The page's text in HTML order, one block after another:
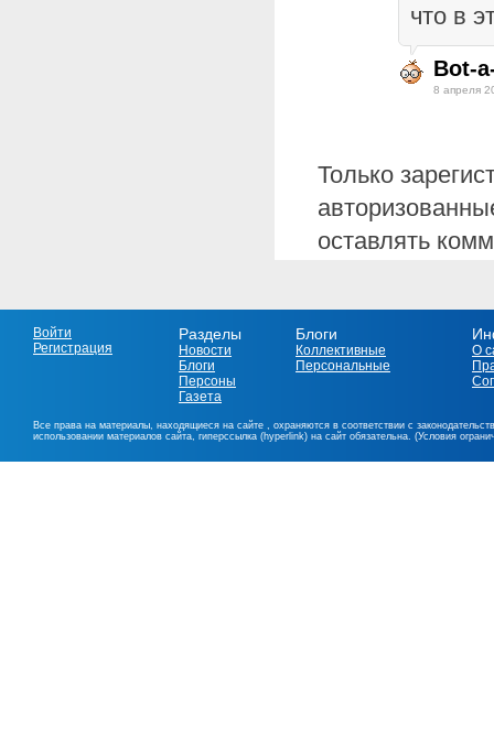
что в
Bot-
8 апреля
Только
оставлять
Войти
Регистрация
Разделы
Новости
Блоги
Персоны
Газета
Блоги
Коллективные
Персональные
О
Все права на материалы, находящиеся на сайте , охраняются в соответствии с
использовании материалов сайта, гиперссылка (hyperlink) на сайт обязательна. (Условия